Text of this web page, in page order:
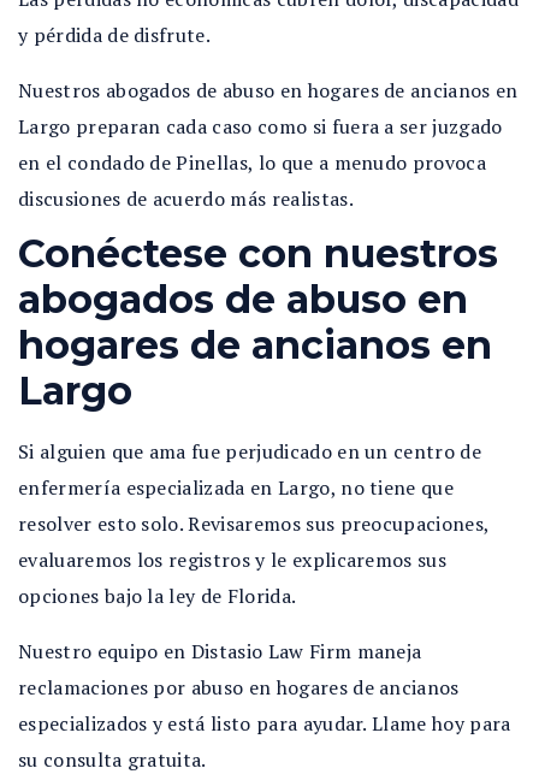
y pérdida de disfrute.
Nuestros abogados de abuso en hogares de ancianos en
Largo preparan cada caso como si fuera a ser juzgado
en el condado de Pinellas, lo que a menudo provoca
discusiones de acuerdo más realistas.
Conéctese con nuestros
abogados de abuso en
hogares de ancianos en
Largo
Si alguien que ama fue perjudicado en un centro de
enfermería especializada en Largo, no tiene que
resolver esto solo. Revisaremos sus preocupaciones,
evaluaremos los registros y le explicaremos sus
opciones bajo la ley de Florida.
Nuestro equipo en Distasio Law Firm maneja
reclamaciones por abuso en hogares de ancianos
especializados y está listo para ayudar. Llame hoy para
su consulta gratuita.